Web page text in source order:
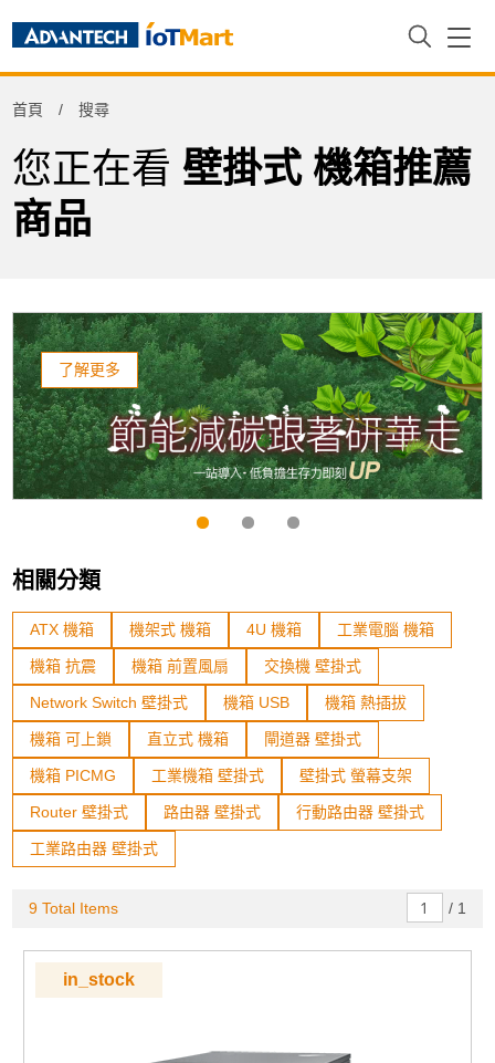
首頁 搜尋
您正在看 壁掛式 機箱推薦
商品
了解更多
Product Tag
相關分類
ATX 機箱 機架式 機箱 4U 機箱 工業電腦 機箱
機箱 抗震 機箱 前置風扇 交換機 壁掛式
Network Switch 壁掛式 機箱 USB 機箱 熱插拔
機箱 可上鎖 直立式 機箱 閘道器 壁掛式
機箱 PICMG 工業機箱 壁掛式 壁掛式 螢幕支架
Router 壁掛式 路由器 壁掛式 行動路由器 壁掛式
工業路由器 壁掛式
9 Total Items / 1
in_stock